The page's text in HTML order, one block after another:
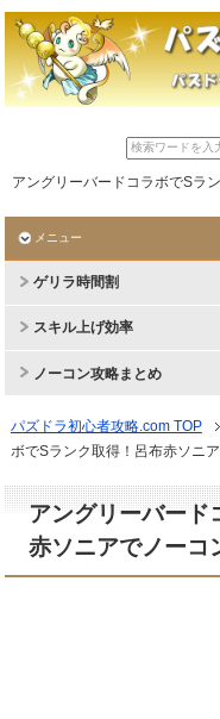
アングリーバードコラボでSラ
メニュー
ゲリラ時間割
スキル上げ効率
ノーコン攻略まとめ
パズドラ初心者攻略.com TOP
ボでSランク取得！呂布赤ソニ
アングリーバード
赤ソニアでノーコ